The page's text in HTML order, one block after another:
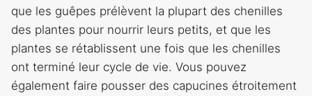
que les guêpes prélèvent la plupart des chenilles
des plantes pour nourrir leurs petits, et que les
plantes se rétablissent une fois que les chenilles
ont terminé leur cycle de vie. Vous pouvez
également faire pousser des capucines étroitement